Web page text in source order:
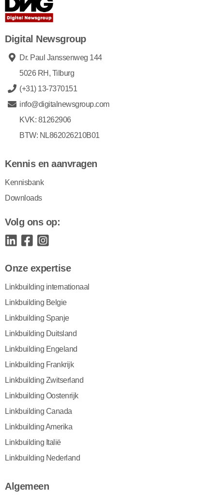
Digital Newsgroup
Dr. Paul Janssenweg 144
5026 RH, Tilburg
(+31) 13-7370151
info@digitalnewsgroup.com
KVK: 81262906
BTW: NL862026210B01
Kennis en aanvragen
Kennisbank
Downloads
Volg ons op:
Onze expertise
Linkbuilding internationaal
Linkbuilding Belgie
Linkbuilding Spanje
Linkbuilding Duitsland
Linkbuilding Engeland
Linkbuilding Frankrijk
Linkbuilding Zwitserland
Linkbuilding Oostenrijk
Linkbuilding Canada
Linkbuilding Amerika
Linkbuilding Italië
Linkbuilding Nederland
Algemeen